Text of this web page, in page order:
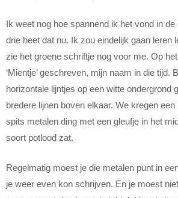
Ik weet nog hoe spannend ik het vond in
drie heet dat nu. Ik zou eindelijk gaan leren
zie het groene schriftje nog voor me. Op
‘Mientje’ geschreven, mijn naam in die tijd.
horizontale lijntjes op een witte ondergrond
bredere lijnen boven elkaar. We kregen een
spits metalen ding met een gleufje in het
soort potlood zat.
Regelmatig moest je die metalen punt in
je weer even kon schrijven. En je moest